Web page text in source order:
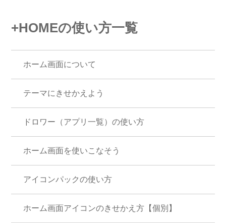
+HOMEの使い方一覧
ホーム画面について
テーマにきせかえよう
ドロワー（アプリ一覧）の使い方
ホーム画面を使いこなそう
アイコンパックの使い方
ホーム画面アイコンのきせかえ方【個別】